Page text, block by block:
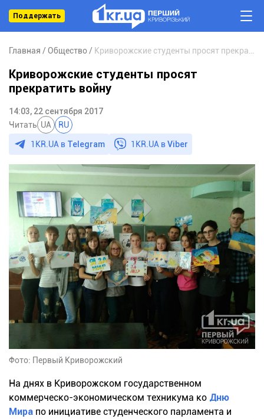
Поддержать
Главная Общество
Криворожские студенты просят
прекратить войну
14:03, 22 сентября 2017
Читать UA RU
1KR.UA в Telegram 1KR.UA вViber
Фото: Первый Криворожский
На днях в Криворожском государственном
коммерческо-экономическом техникума ко Дню
Мира по инициативе студенческого парламента и